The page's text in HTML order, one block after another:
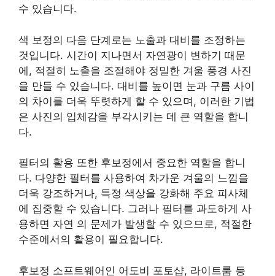
수 있습니다.
색 보정의 다음 단계로는 노출과 대비를 조정하는
것입니다. 시간이 지나면서 자연광이 변하기 때문
에, 적절히 노출을 조절해야 정밀한 겨울 풍경 사진
을 만들 수 있습니다. 대비를 높이면 눈과 구름 사이
의 차이를 더욱 뚜렷하게 할 수 있으며, 이러한 기법
은 사진의 입체감을 부각시키는 데 큰 역할을 합니
다.
필터의 활용 또한 후보정에서 중요한 역할을 합니
다. 다양한 필터를 사용하여 차가운 겨울의 느낌을
더욱 강조하거나, 특정 색상을 강화해 주요 피사체
에 집중할 수 있습니다. 그러나 필터를 과도하게 사
용하면 자연 의 문제가 발생할 수 있으므로, 적절한
수준에서의 활용이 필요합니다.
후보정 소프트웨어인 어도비 포토샵, 라이트룸 등